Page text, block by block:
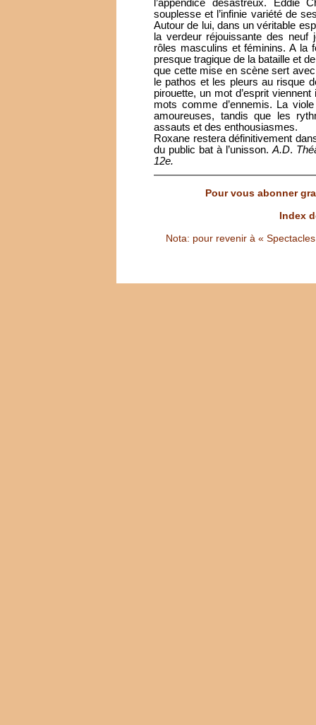
l’appendice désastreux.
souplesse et l’infinie variété de
Autour de lui, dans un véritable
la verdeur réjouissante des
rôles masculins et féminins. A la
presque tragique de la bataille et
que cette mise en scène sert
le pathos et les pleurs au risque
pirouette, un mot d’esprit
mots comme d’ennemis. La
amoureuses, tandis que les
assauts et des enthousiasmes.
Roxane restera définitivement
du public bat à l’unisson. A.D.
12e.
Pour vous abonner
Index
Nota: pour revenir à «